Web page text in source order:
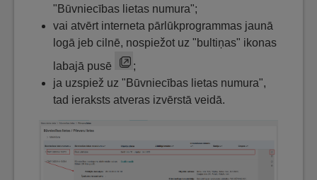
"Būvniecības lietas numura";
vai atvērt interneta pārlūkprogrammas jaunā
logā jeb cilnē, nospiežot uz "bultiņas" ikonas
labajā pusē
;
ja uzspiež uz "Būvniecības lietas numura",
tad ieraksts atveras izvērstā veidā.